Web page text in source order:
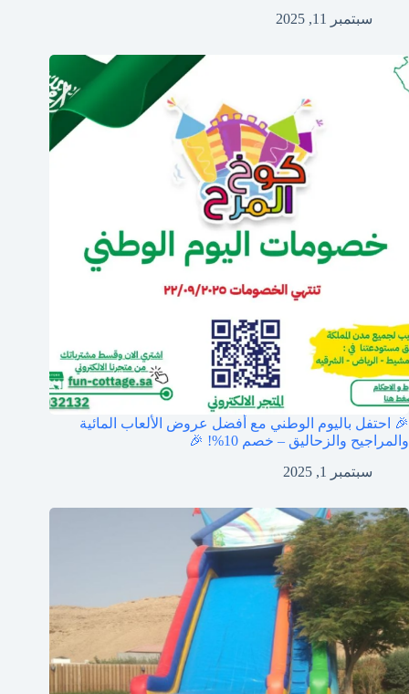
سبتمبر 11, 2025
🎉 احتفل باليوم الوطني مع أفضل عروض الألعاب المائية
والمراجيح والزحاليق – خصم 10%! 🎉
سبتمبر 1, 2025